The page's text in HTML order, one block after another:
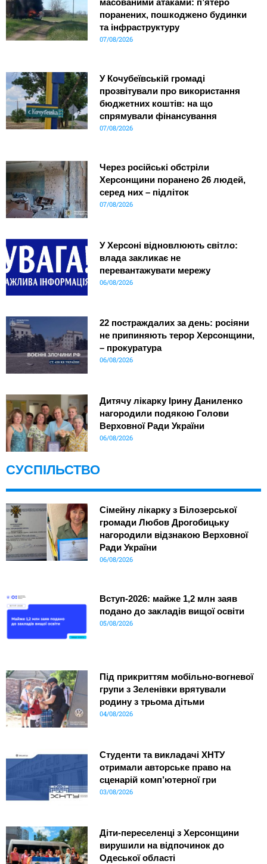
поранених, пошкоджено будинки
та інфраструктуру
07/08/2026
У Кочубеївській громаді
прозвітували про використання
бюджетних коштів: на що
спрямували фінансування
07/08/2026
Через російські обстріли
Херсонщини поранено 26 людей,
серед них – підліток
07/08/2026
У Херсоні відновлюють світло:
влада закликає не
перевантажувати мережу
06/08/2026
22 постраждалих за день: росіяни
не припиняють терор Херсонщини,
– прокуратура
06/08/2026
Дитячу лікарку Ірину Даниленко
нагородили подякою Голови
Верховної Ради України
06/08/2026
СУСПІЛЬСТВО
Сімейну лікарку з Білозерської
громади Любов Дрогобицьку
нагородили відзнакою Верховної
Ради України
06/08/2026
Вступ-2026: майже 1,2 млн заяв
подано до закладів вищої освіти
05/08/2026
Під прикриттям мобільно-вогневої
групи з Зеленівки врятували
родину з трьома дітьми
04/08/2026
Студенти та викладачі ХНТУ
отримали авторське право на
сценарій комп’ютерної гри
03/08/2026
Діти-переселенці з Херсонщини
вирушили на відпочинок до
Одеської області